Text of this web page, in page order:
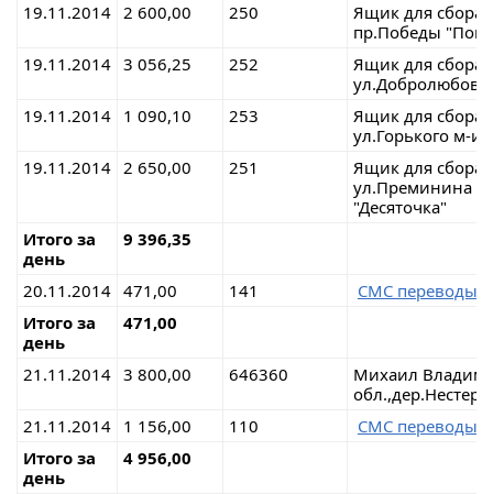
19.11.2014 2 600,00 250
Ящик для сбора
пр.Победы
19.11.2014 3 056,25 252
Ящик для сбора
ул.Добролюбова
19.11.2014
1 090,10 253
Ящик для сбора
ул.Горького м-
19.11.2014 2 650,00 251
Ящик для сбора
"Десяточка"
Итого за
день
9 396,35
20.11.2014 471,00 141
СМС
Итого за
день
471,00
21.11.2014 3 800,00 646360
Михаил
21.11.2014
1 156,00 110
СМС
Итого за
день
4 956,00